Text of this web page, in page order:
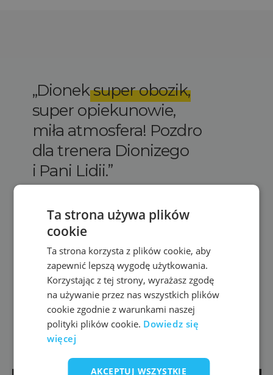
Dioneksuper obozik,
super opiekunowie,
miła atmosfera! Pozdro
dla trenera Dionizego
i Pani Lidii.
HUBERT NIEDLICH
15 sierpnia 2018
Ta strona używa plików
cookie
Ta strona korzysta z plików cookie, aby
zapewnić lepszą wygodę użytkowania.
Korzystając z tej strony, wyrażasz zgodę
na używanie przez nas wszystkich plików
cookie zgodnie z warunkami naszej
polityki plików cookie. Dowiedz się
więcej
AKCEPTUJ WSZYSTKIE